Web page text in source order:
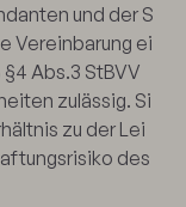
und der S
Vereinbarung ei
Abs.3 StBVV
zulässig. Si
zu der Lei
des